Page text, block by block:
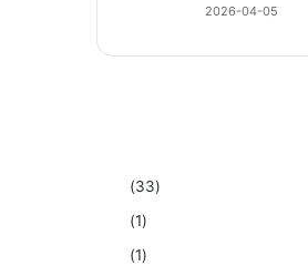
2026-04-05
(33)
(1)
(1)